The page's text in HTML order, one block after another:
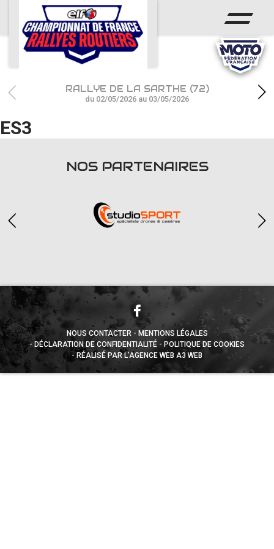
ACCUEIL
ACTUS
CALENDRIER
CHAMPIONNAT
RÉSULTATS
RALLYE DE LA SARTHE (72)
du 02/05/2026 au 03/05/2026
ES3
NOS PARTENAIRES
NOUS CONTACTER
MENTIONS LÉGALES
DÉCLARATION DE CONFIDENTIALITÉ
POLITIQUE DE COOKIES
RÉALISÉ PAR L’AGENCE WEB A3 WEB